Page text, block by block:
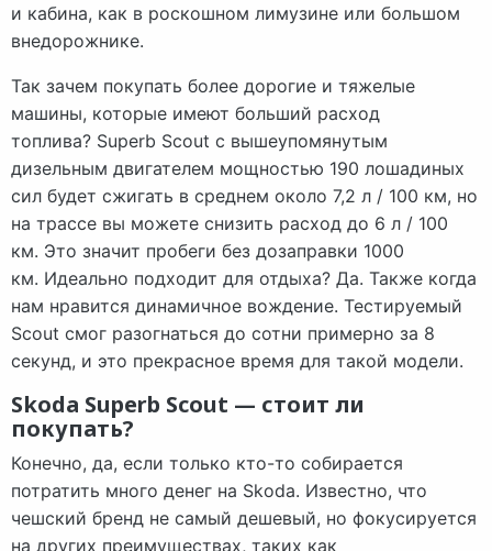
и кабина, как в роскошном лимузине или большом
внедорожнике.
Так зачем покупать более дорогие и тяжелые
машины, которые имеют больший расход
топлива? Superb Scout с вышеупомянутым
дизельным двигателем мощностью 190 лошадиных
сил будет сжигать в среднем около 7,2 л / 100 км, но
на трассе вы можете снизить расход до 6 л / 100
км. Это значит пробеги без дозаправки 1000
км. Идеально подходит для отдыха? Да. Также когда
нам нравится динамичное вождение. Тестируемый
Scout смог разогнаться до сотни примерно за 8
секунд, и это прекрасное время для такой модели.
Skoda Superb Scout — стоит ли
покупать?
Конечно, да, если только кто-то собирается
потратить много денег на Skoda. Известно, что
чешский бренд не самый дешевый, но фокусируется
на других преимуществах, таких как